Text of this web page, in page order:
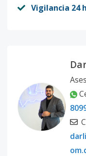
Vigilancia 24